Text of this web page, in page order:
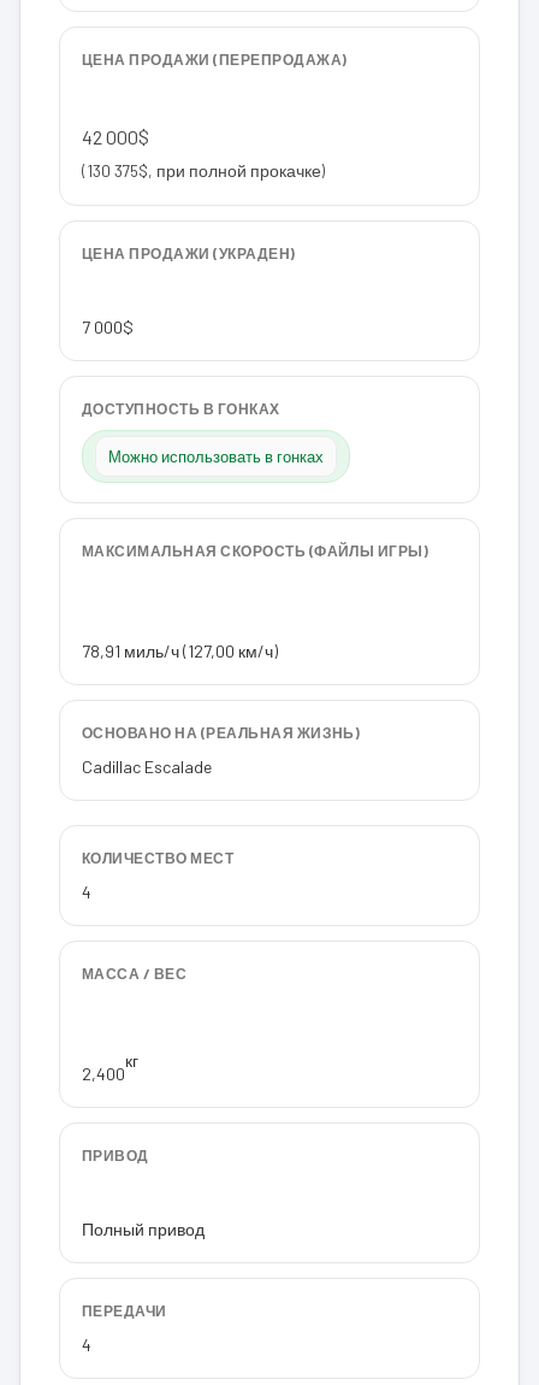
ЦЕНА ПРОДАЖИ (ПЕРЕПРОДАЖА)
42 000$
(130 375$, при полной прокачке)
ЦЕНА ПРОДАЖИ (УКРАДЕН)
7 000$
ДОСТУПНОСТЬ В ГОНКАХ
Можно использовать в гонках
МАКСИМАЛЬНАЯ СКОРОСТЬ (ФАЙЛЫ ИГРЫ)
78,91 миль/ч (127,00 км/ч)
ОСНОВАНО НА (РЕАЛЬНАЯ ЖИЗНЬ)
Cadillac Escalade
КОЛИЧЕСТВО МЕСТ
4
МАССА / ВЕС
2,400
кг
ПРИВОД
Полный привод
ПЕРЕДАЧИ
4